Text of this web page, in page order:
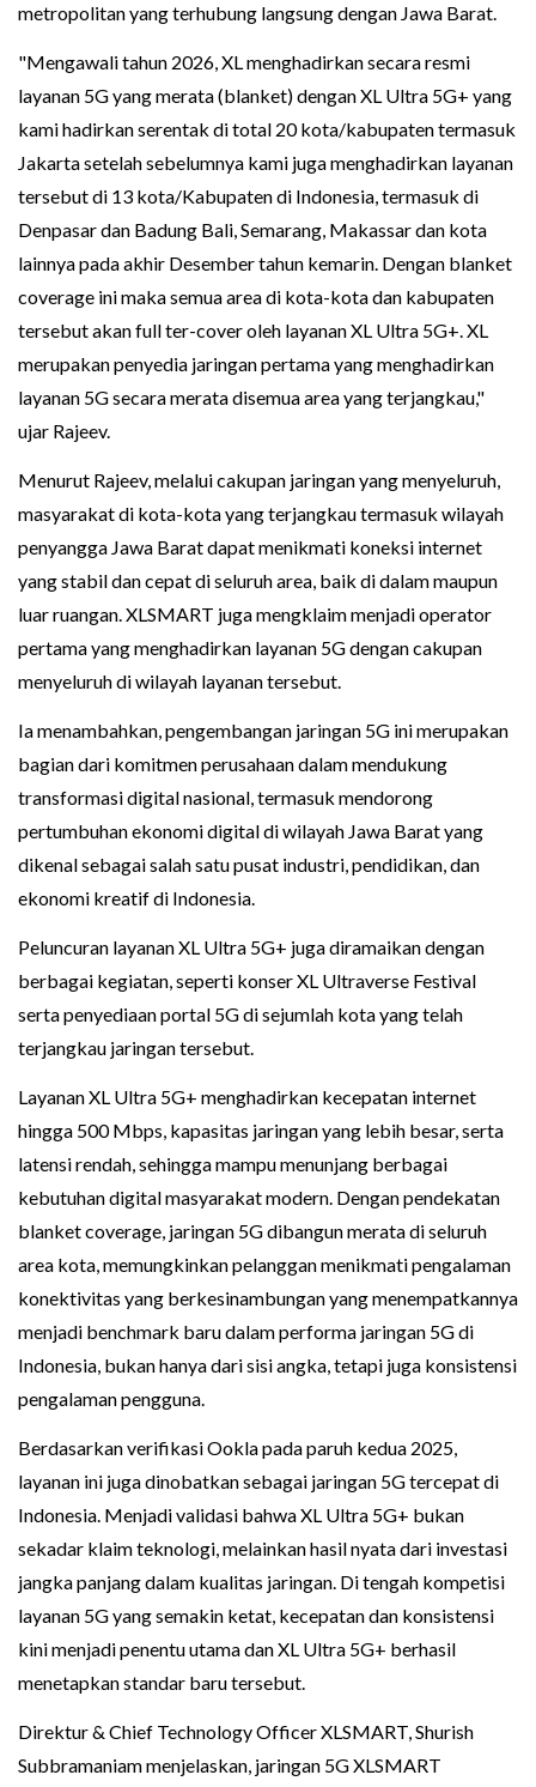
metropolitan yang terhubung langsung dengan Jawa Barat.
"Mengawali tahun 2026, XL menghadirkan secara resmi
layanan 5G yang merata (blanket) dengan XL Ultra 5G+ yang
kami hadirkan serentak di total 20 kota/kabupaten termasuk
Jakarta setelah sebelumnya kami juga menghadirkan layanan
tersebut di 13 kota/Kabupaten di Indonesia, termasuk di
Denpasar dan Badung Bali, Semarang, Makassar dan kota
lainnya pada akhir Desember tahun kemarin. Dengan blanket
coverage ini maka semua area di kota-kota dan kabupaten
tersebut akan full ter-cover oleh layanan XL Ultra 5G+. XL
merupakan penyedia jaringan pertama yang menghadirkan
layanan 5G secara merata disemua area yang terjangkau,"
ujar Rajeev.
Menurut Rajeev, melalui cakupan jaringan yang menyeluruh,
masyarakat di kota-kota yang terjangkau termasuk wilayah
penyangga Jawa Barat dapat menikmati koneksi internet
yang stabil dan cepat di seluruh area, baik di dalam maupun
luar ruangan. XLSMART juga mengklaim menjadi operator
pertama yang menghadirkan layanan 5G dengan cakupan
menyeluruh di wilayah layanan tersebut.
Ia menambahkan, pengembangan jaringan 5G ini merupakan
bagian dari komitmen perusahaan dalam mendukung
transformasi digital nasional, termasuk mendorong
pertumbuhan ekonomi digital di wilayah Jawa Barat yang
dikenal sebagai salah satu pusat industri, pendidikan, dan
ekonomi kreatif di Indonesia.
Peluncuran layanan XL Ultra 5G+ juga diramaikan dengan
berbagai kegiatan, seperti konser XL Ultraverse Festival
serta penyediaan portal 5G di sejumlah kota yang telah
terjangkau jaringan tersebut.
Layanan XL Ultra 5G+ menghadirkan kecepatan internet
hingga 500 Mbps, kapasitas jaringan yang lebih besar, serta
latensi rendah, sehingga mampu menunjang berbagai
kebutuhan digital masyarakat modern. Dengan pendekatan
blanket coverage, jaringan 5G dibangun merata di seluruh
area kota, memungkinkan pelanggan menikmati pengalaman
konektivitas yang berkesinambungan yang menempatkannya
menjadi benchmark baru dalam performa jaringan 5G di
Indonesia, bukan hanya dari sisi angka, tetapi juga konsistensi
pengalaman pengguna.
Berdasarkan verifikasi Ookla pada paruh kedua 2025,
layanan ini juga dinobatkan sebagai jaringan 5G tercepat di
Indonesia. Menjadi validasi bahwa XL Ultra 5G+ bukan
sekadar klaim teknologi, melainkan hasil nyata dari investasi
jangka panjang dalam kualitas jaringan. Di tengah kompetisi
layanan 5G yang semakin ketat, kecepatan dan konsistensi
kini menjadi penentu utama dan XL Ultra 5G+ berhasil
menetapkan standar baru tersebut.
Direktur & Chief Technology Officer XLSMART, Shurish
Subbramaniam menjelaskan, jaringan 5G XLSMART